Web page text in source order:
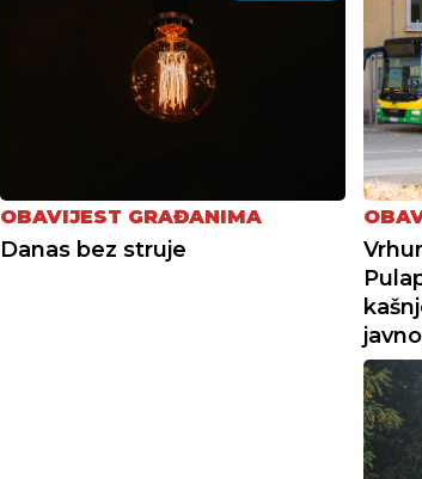
OBAVIJEST GRAĐANIMA
Danas bez struje